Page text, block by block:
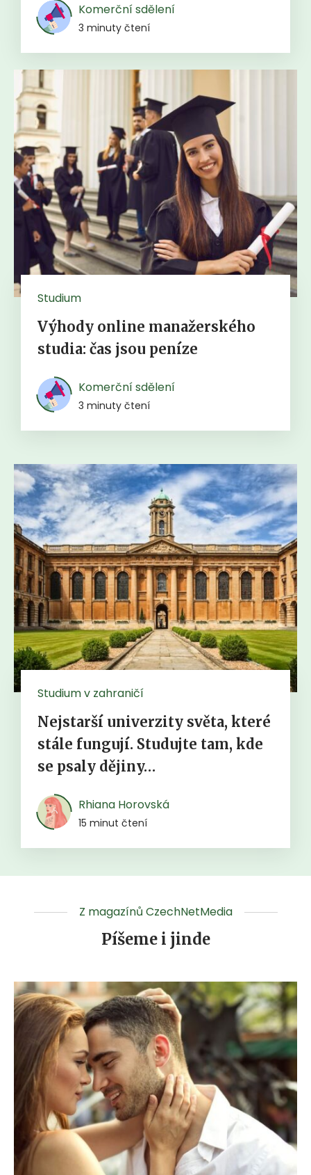
Komerční sdělení
3 minuty čtení
Studium
Výhody online manažerského
studia: čas jsou peníze
Komerční sdělení
3 minuty čtení
Studium v zahraničí
Nejstarší univerzity světa, které
stále fungují. Studujte tam, kde
se psaly dějiny…
Rhiana Horovská
15 minut čtení
Z magazínů CzechNetMedia
Píšeme i jinde